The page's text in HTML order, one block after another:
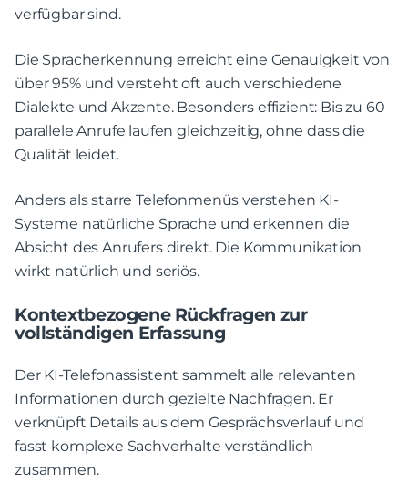
verfügbar sind.
Die Spracherkennung erreicht eine Genauigkeit von
über 95% und versteht oft auch verschiedene
Dialekte und Akzente. Besonders effizient: Bis zu 60
parallele Anrufe laufen gleichzeitig, ohne dass die
Qualität leidet.
Anders als starre Telefonmenüs verstehen KI-
Systeme natürliche Sprache und erkennen die
Absicht des Anrufers direkt. Die Kommunikation
wirkt natürlich und seriös.
Kontextbezogene Rückfragen zur
vollständigen Erfassung
Der KI-Telefonassistent sammelt alle relevanten
Informationen durch gezielte Nachfragen. Er
verknüpft Details aus dem Gesprächsverlauf und
fasst komplexe Sachverhalte verständlich
zusammen.